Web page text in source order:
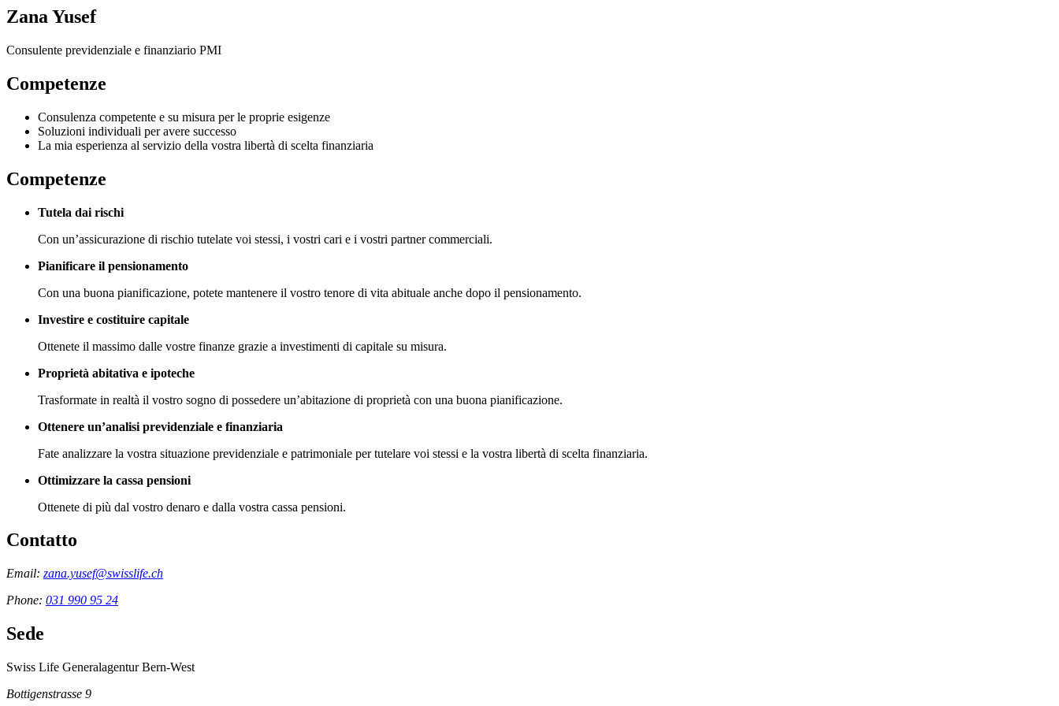
Zana Yusef
Consulente previdenziale e finanziario PMI
Competenze
Consulenza competente e su misura per le proprie esigenze
Soluzioni individuali per avere successo
La mia esperienza al servizio della vostra libertà di scelta finanziaria
Competenze
Tutela dai rischi
Con un’assicurazione di rischio tutelate voi stessi, i vostri cari e i vostri partner commerciali.
Pianificare il pensionamento
Con una buona pianificazione, potete mantenere il vostro tenore di vita abituale anche dopo il pensionamento.
Investire e costituire capitale
Ottenete il massimo dalle vostre finanze grazie a investimenti di capitale su misura.
Proprietà abitativa e ipoteche
Trasformate in realtà il vostro sogno di possedere un’abitazione di proprietà con una buona pianificazione.
Ottenere un’analisi previdenziale e finanziaria
Fate analizzare la vostra situazione previdenziale e patrimoniale per tutelare voi stessi e la vostra libertà di scelta finanziaria.
Ottimizzare la cassa pensioni
Ottenete di più dal vostro denaro e dalla vostra cassa pensioni.
Contatto
Email: zana.yusef@swisslife.ch
Phone: 031 990 95 24
Sede
Swiss Life Generalagentur Bern-West
Bottigenstrasse 9